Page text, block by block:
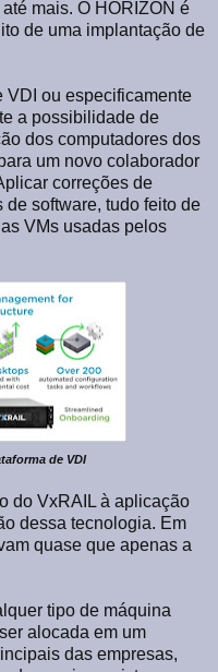
mais. O HORIZON é
de uma implantação de
VDI ou especificamente
a possibilidade de
dos computadores dos
um novo colaborador
correções de
software, tudo feito de
VMs usadas pelos
de VDI
do VxRAIL à aplicação
dessa tecnologia. Em
quase que apenas a
tipo de máquina
alocada em um
das empresas,